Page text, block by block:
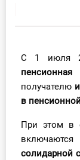
Вебинары
Участник
С 1 июля
получателю
в
При этом в
солидарной